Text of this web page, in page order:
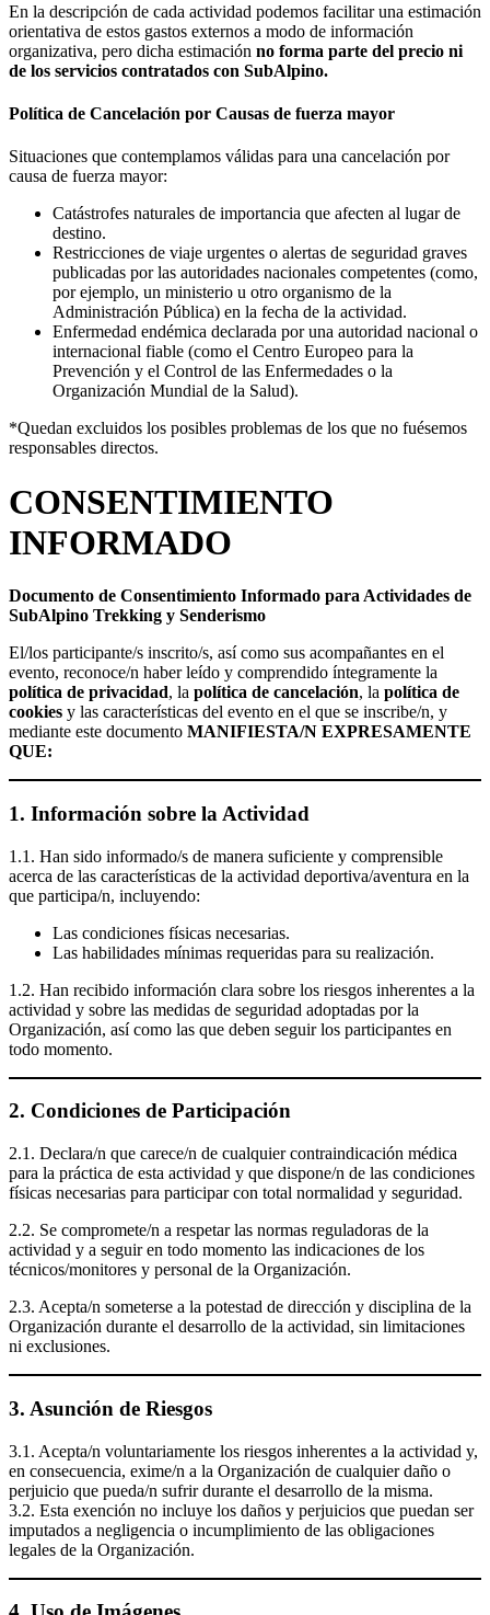
En la descripción de cada actividad podemos facilitar una estimación
orientativa de estos gastos externos a modo de información
organizativa, pero dicha estimación no forma parte del precio ni
de los servicios contratados con SubAlpino.
Política de Cancelación por Causas de fuerza mayor
Situaciones que contemplamos válidas para una cancelación por
causa de fuerza mayor:
Catástrofes naturales de importancia que afecten al lugar de
destino.
Restricciones de viaje urgentes o alertas de seguridad graves
publicadas por las autoridades nacionales competentes (como,
por ejemplo, un ministerio u otro organismo de la
Administración Pública) en la fecha de la actividad.
Enfermedad endémica declarada por una autoridad nacional o
internacional fiable (como el Centro Europeo para la
Prevención y el Control de las Enfermedades o la
Organización Mundial de la Salud).
*Quedan excluidos los posibles problemas de los que no fuésemos
responsables directos.
CONSENTIMIENTO
INFORMADO
Documento de Consentimiento Informado para Actividades de
SubAlpino Trekking y Senderismo
El/los participante/s inscrito/s, así como sus acompañantes en el
evento, reconoce/n haber leído y comprendido íntegramente la
política de privacidad, la política de cancelación, la política de
cookies y las características del evento en el que se inscribe/n, y
mediante este documento MANIFIESTA/N EXPRESAMENTE
QUE:
1. Información sobre la Actividad
1.1. Han sido informado/s de manera suficiente y comprensible
acerca de las características de la actividad deportiva/aventura en la
que participa/n, incluyendo:
Las condiciones físicas necesarias.
Las habilidades mínimas requeridas para su realización.
1.2. Han recibido información clara sobre los riesgos inherentes a la
actividad y sobre las medidas de seguridad adoptadas por la
Organización, así como las que deben seguir los participantes en
todo momento.
2. Condiciones de Participación
2.1. Declara/n que carece/n de cualquier contraindicación médica
para la práctica de esta actividad y que dispone/n de las condiciones
físicas necesarias para participar con total normalidad y seguridad.
2.2. Se compromete/n a respetar las normas reguladoras de la
actividad y a seguir en todo momento las indicaciones de los
técnicos/monitores y personal de la Organización.
2.3. Acepta/n someterse a la potestad de dirección y disciplina de la
Organización durante el desarrollo de la actividad, sin limitaciones
ni exclusiones.
3. Asunción de Riesgos
3.1. Acepta/n voluntariamente los riesgos inherentes a la actividad y,
en consecuencia, exime/n a la Organización de cualquier daño o
perjuicio que pueda/n sufrir durante el desarrollo de la misma.
3.2. Esta exención no incluye los daños y perjuicios que puedan ser
imputados a negligencia o incumplimiento de las obligaciones
legales de la Organización.